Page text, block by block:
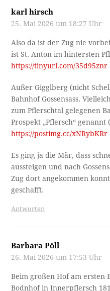
karl hirsch
25. Mai 2026 um 18:27 Uhr
Also da ist der Zug nie
ist St. Anton im hintersten
https://tinyurl.com/35d95znr
Außer Gigglberg (nicht
Bahnhof Gossensass.
zum Pflerschtal gelegenen
Prospekt „Pflersch“
https://postimg.cc/xNRybKRr
Es ging ja die Mär, dass
aussteigen und nach
Zug dort angekommen
geschafft.
Antworten
Barbara Pöll
26. Mai 2026 um 17:53 Uhr
Beim großen Hof am ersten
Bodnhof in Innerpflersch